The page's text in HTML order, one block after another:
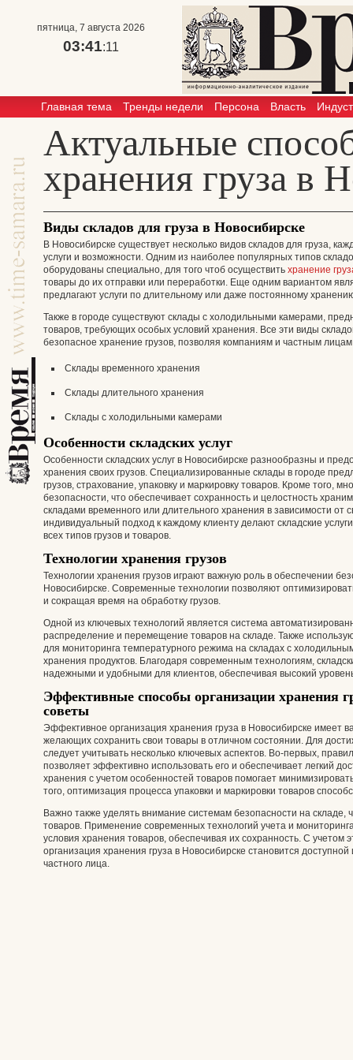
пятница, 7 августа 2026
03:41:11
Главная тема Тренды недели Персона Власть
Актуальные
хранения груза в
Виды складов для груза в Новосибирске
В Новосибирске существует несколько видов складов для груза,
услуги и возможности. Одним из наиболее популярных типов
оборудованы специально, для того чтоб осуществить хранение
товары до их отправки или переработки. Еще одним вариантом
предлагают услуги по длительному или даже постоянному
Также в городе существуют склады с холодильными камерами,
товаров, требующих особых условий хранения. Все эти виды
безопасное хранение грузов, позволяя компаниям и частным
Склады временного хранения
Склады длительного хранения
Склады с холодильными камерами
Особенности складских услуг
Особенности складских услуг в Новосибирске разнообразны и
хранения своих грузов. Специализированные склады в городе
грузов, страхование, упаковку и маркировку товаров. Кроме того,
безопасности, что обеспечивает сохранность и целостность
складами временного или длительного хранения в зависимости от
индивидуальный подход к каждому клиенту делают складские
всех типов грузов и товаров.
Технологии хранения грузов
Технологии хранения грузов играют важную роль в обеспечении
Новосибирске. Современные технологии позволяют
и сокращая время на обработку грузов.
Одной из ключевых технологий является система
распределение и перемещение товаров на складе. Также
для мониторинга температурного режима на складах с
хранения продуктов. Благодаря современным технологиям,
надежными и удобными для клиентов, обеспечивая высокий
Эффективные способы организации хранения
советы
Эффективное организация хранения груза в Новосибирске имеет
желающих сохранить свои товары в отличном состоянии. Для
следует учитывать несколько ключевых аспектов. Во-первых,
позволяет эффективно использовать его и обеспечивает легкий
хранения с учетом особенностей товаров помогает
того, оптимизация процесса упаковки и маркировки товаров
Важно также уделять внимание системам безопасности на
товаров. Применение современных технологий учета и
условия хранения товаров, обеспечивая их сохранность. С учетом
организация хранения груза в Новосибирске становится
частного лица.